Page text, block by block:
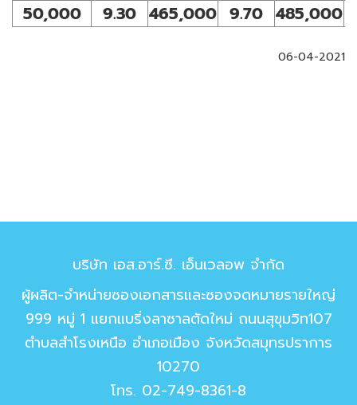
50,000
9.30 465,000 9.70 485,000
06-04-2021
บริษัท เอส.อาร์.ซี. เอ็นเวลอพ จำกัด
ผู้ผลิต-จำหน่ายซองเอกสารและซองจดหมายรายใหญ่
999 หมู่ 1 แยกแบริ่งลาซาลตัดใหม่ ถนนสุขุมวิท107
ตำบลสำโรงเหนือ อำเภอเมือง จังหวัดสมุทรปราการ
10270
โทร. 02-749-8361-8